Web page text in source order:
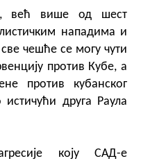
већ више од шест
нападима и
чешће се могу чути
против Кубе, а
против кубанског
друга Раула
коју САД-е